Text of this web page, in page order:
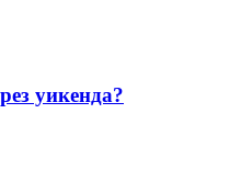
уикенда?